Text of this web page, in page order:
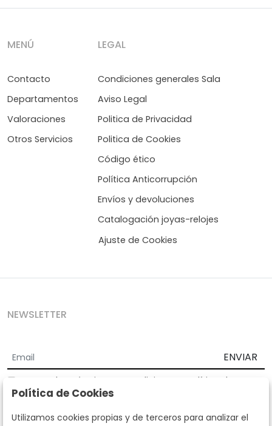
MENÚ
Contacto
Departamentos
Valoraciones
Otros Servicios
LEGAL
Condiciones generales Sala
Aviso Legal
Politica de Privacidad
Politica de Cookies
Código ético
Política Anticorrupción
Envíos y devoluciones
Catalogación joyas-relojes
Ajuste de Cookies
NEWSLETTER
ENVIAR
Acepto los Términos y Condiciones
Política de
privacidad
Según la LOPD y disposiciones de desarrollo, informamos que sus
Política de Cookies
Utilizamos cookies propias y de terceros para analizar el